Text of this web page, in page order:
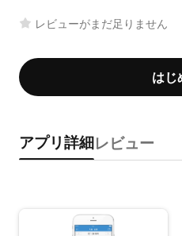
レビューがまだ足りません
はじ
アプリ詳細レビュー